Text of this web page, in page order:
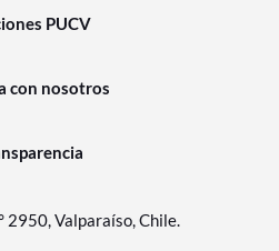
PUCV
con nosotros
2950, Valparaíso, Chile.